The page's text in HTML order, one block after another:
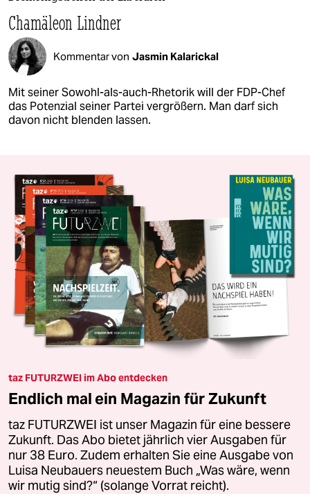
Chamäleon Lindner
Kommentar von Jasmin Kalarickal
Mit seiner Sowohl-als-auch-Rhetorik will der FDP-Chef
das Potenzial seiner Partei vergrößern. Man darf sich
davon nicht blenden lassen.
taz FUTURZWEI im Abo entdecken
Endlich mal ein Magazin für Zukunft
taz FUTURZWEI ist unser Magazin für eine bessere
Zukunft. Das Abo bietet jährlich vier Ausgaben für
nur 38 Euro. Zudem erhalten Sie eine Ausgabe von
Luisa Neubauers neuestem Buch „Was wäre, wenn
wir mutig sind?“ (solange Vorrat reicht).